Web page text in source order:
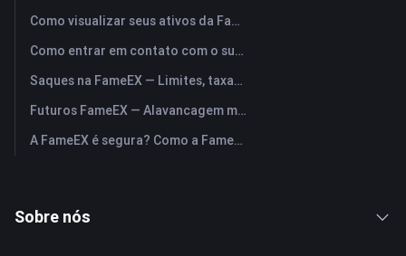
Como visualizar seus ativos da FameEX e transferir fundos? (Aplicativo)
Como entrar em contato com o suporte ao cliente online da FameEX?
Saques na FameEX — Limites, taxas e prazos
Futuros FameEX — Alavancagem máxima, taxas e perpétuos USDⓈ-M
A FameEX é segura? Como a FameEX protege os fundos dos usuários
Sobre nós